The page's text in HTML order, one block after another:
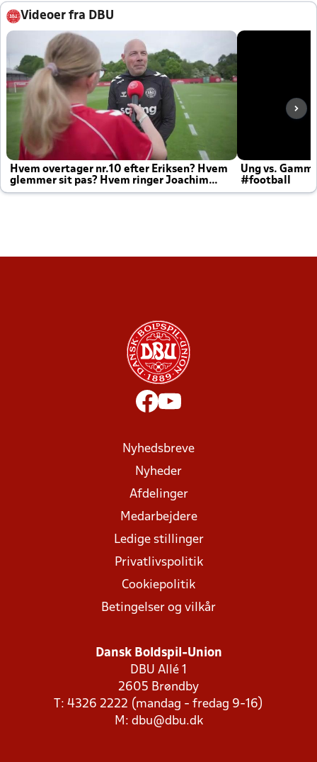
Videoer fra DBU
Hvem overtager nr.10 efter Eriksen? Hvem
glemmer sit pas? Hvem ringer Joachim
altid til efter kampe?
Ung vs.
#football
Nyhedsbreve
Nyheder
Afdelinger
Medarbejdere
Ledige stillinger
Privatlivspolitik
Cookiepolitik
Betingelser og vilkår
Dansk Boldspil-Union
DBU Allé 1
2605 Brøndby
T: 4326 2222 (mandag - fredag 9-16)
M: dbu@dbu.dk